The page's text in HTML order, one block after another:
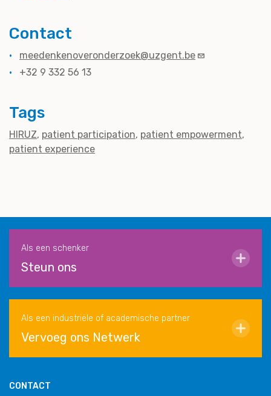
Contact
meedenkenoveronderzoek@uzgent.be
+32 9 332 56 13
Tags
HIRUZ patient participation patient empowerment
patient experience
Als een schenker
Steun ons
Als een industriële of academische partner
Vervoeg ons Netwerk
CONTACT